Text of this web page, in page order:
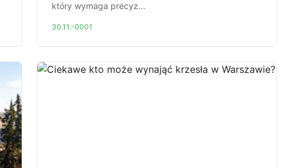
który wymaga precyz...
30.11.-0001